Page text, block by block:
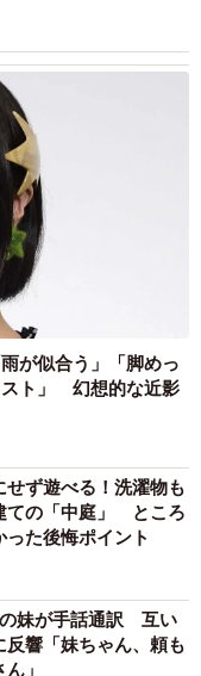
りますか？
位になる場所。気
以下になる日もあ
毎晩のようにイタ
、「希望は捨てて
とはないのかなと
が、念のために里
ちに、なんと、そ
隣でごはんをもらっ
た。実に探し始め
とさんは胸が高鳴
んが、目の前にい
で1.5～2キロほど
は、すっかり野生
が似合う」「脚めっ
スト」 幻想的な近影
せず遊べる！洗濯物も
ての「中庭」 ところ
た後悔ポイント
妹が手話通訳 互い
響「妹ちゃん、頼も
」